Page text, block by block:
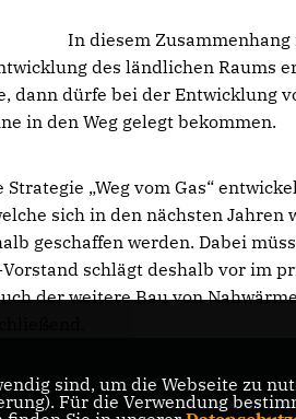
In diesem
des ländlichen Raums
dann dürfe bei der Entwicklung
in den Weg gelegt bekommen.
„Weg vom Gas“
sich in den nächsten
geschaffen werden. Dabei
schlägt deshalb vor im
der weitere Bau von
CDU Baden-
sind, um die Webseite zu
Für die Verwendung